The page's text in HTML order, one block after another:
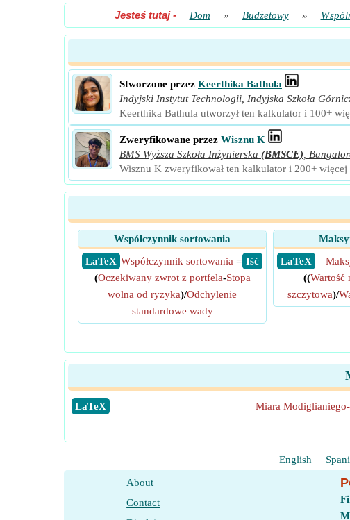
Jesteś tutaj- Dom » Budżetowy »
Stworzone przez Keerthika Bathula
Indyjski Instytut Technologii, Indyjska Szkoła
Keerthika Bathula utworzył ten kalkulator i 100+
Zweryfikowane przez Wisznu K
BMS Wyższa Szkoła Inżynierska (BMSCE)
Wisznu K zweryfikował ten kalkulator i 200+
Współczynnik sortowania
​ LaTeX
​ Iść
Współczynnik sortowania =
(Oczekiwany zwrot z portfela-Stopa
wolna od ryzyka)/Odchylenie
standardowe wady
​ LaTeX
((Wartość
szczytowa)/
​LaTeX Miara
English
About
Contact